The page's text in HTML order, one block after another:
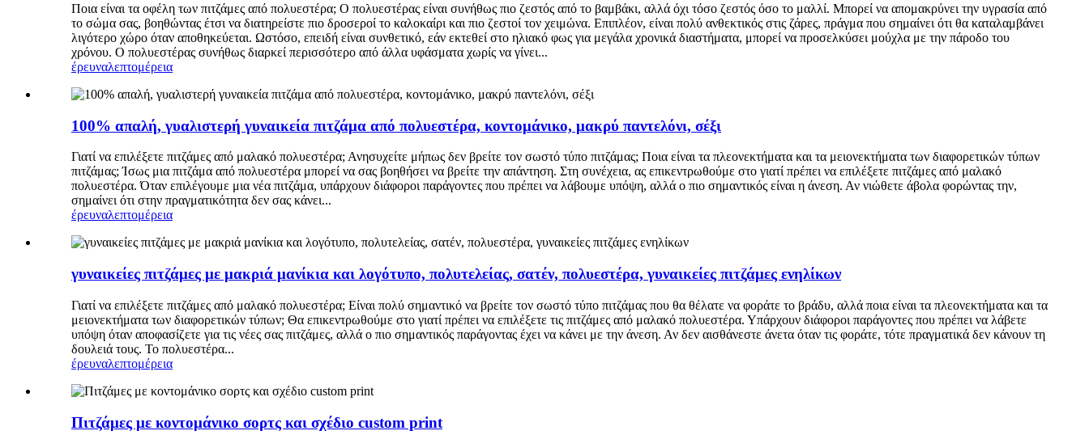
Ποια είναι τα οφέλη των πιτζάμες από πολυεστέρα; Ο πολυεστέρας είναι συνήθως πιο ζεστός από το βαμβάκι, αλλά όχι τόσο ζεστός όσο το μαλλί. Μπορεί να απομακρύνει την υγρασία από
το σώμα σας, βοηθώντας έτσι να διατηρείστε πιο δροσεροί το καλοκαίρι και πιο ζεστοί τον χειμώνα. Επιπλέον, είναι πολύ ανθεκτικός στις ζάρες, πράγμα που σημαίνει ότι θα καταλαμβάνει
λιγότερο χώρο όταν αποθηκεύεται. Ωστόσο, επειδή είναι συνθετικό, εάν εκτεθεί στο ηλιακό φως για μεγάλα χρονικά διαστήματα, μπορεί να προσελκύσει μούχλα με την πάροδο του
χρόνου. Ο πολυεστέρας συνήθως διαρκεί περισσότερο από άλλα υφάσματα χωρίς να γίνει...
έρευναλεπτομέρεια
100% απαλή, γυαλιστερή γυναικεία πιτζάμα από πολυεστέρα, κοντομάνικο, μακρύ παντελόνι, σέξι
Γιατί να επιλέξετε πιτζάμες από μαλακό πολυεστέρα; Ανησυχείτε μήπως δεν βρείτε τον σωστό τύπο πιτζάμας; Ποια είναι τα πλεονεκτήματα και τα μειονεκτήματα των διαφορετικών τύπων
πιτζάμας; Ίσως μια πιτζάμα από πολυεστέρα μπορεί να σας βοηθήσει να βρείτε την απάντηση. Στη συνέχεια, ας επικεντρωθούμε στο γιατί πρέπει να επιλέξετε πιτζάμες από μαλακό
πολυεστέρα. Όταν επιλέγουμε μια νέα πιτζάμα, υπάρχουν διάφοροι παράγοντες που πρέπει να λάβουμε υπόψη, αλλά ο πιο σημαντικός είναι η άνεση. Αν νιώθετε άβολα φορώντας την,
σημαίνει ότι στην πραγματικότητα δεν σας κάνει...
έρευναλεπτομέρεια
γυναικείες πιτζάμες με μακριά μανίκια και λογότυπο, πολυτελείας, σατέν, πολυεστέρα, γυναικείες πιτζάμες ενηλίκων
Γιατί να επιλέξετε πιτζάμες από μαλακό πολυεστέρα; Είναι πολύ σημαντικό να βρείτε τον σωστό τύπο πιτζάμας που θα θέλατε να φοράτε το βράδυ, αλλά ποια είναι τα πλεονεκτήματα και τα
μειονεκτήματα των διαφορετικών τύπων; Θα επικεντρωθούμε στο γιατί πρέπει να επιλέξετε τις πιτζάμες από μαλακό πολυεστέρα. Υπάρχουν διάφοροι παράγοντες που πρέπει να λάβετε
υπόψη όταν αποφασίζετε για τις νέες σας πιτζάμες, αλλά ο πιο σημαντικός παράγοντας έχει να κάνει με την άνεση. Αν δεν αισθάνεστε άνετα όταν τις φοράτε, τότε πραγματικά δεν κάνουν τη
δουλειά τους. Το πολυεστέρα...
έρευναλεπτομέρεια
Πιτζάμες με κοντομάνικο σορτς και σχέδιο custom print